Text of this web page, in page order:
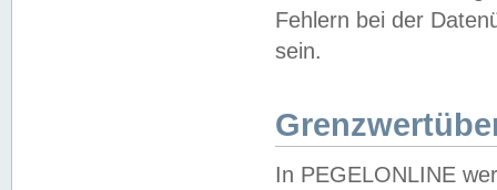
Fehlern bei der
sein.
In PEGELONLINE